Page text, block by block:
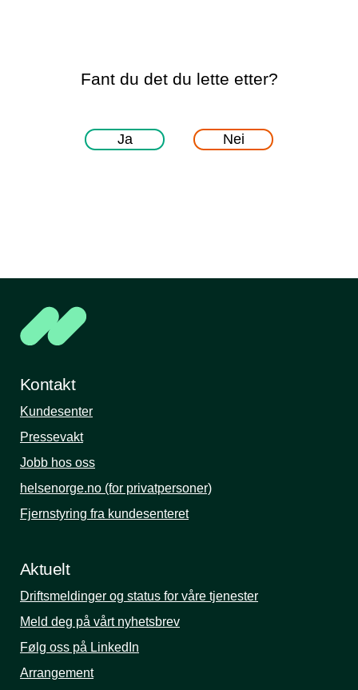
Fant du det du lette etter?
Ja Nei
Kontakt
Kundesenter
Pressevakt
Jobb hos oss
helsenorge.no (for privatpersoner)
Fjernstyring fra kundesenteret
Aktuelt
Driftsmeldinger og status for våre tjenester
Meld deg på vårt nyhetsbrev
Følg oss på LinkedIn
Arrangement